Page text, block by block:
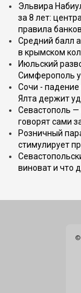
Эльвира
за 8 лет:
правила
Средний балл
в крымском
Июльский
Симферополь
Сочи - падение
Ялта держит
Севастополь —
говорят сами
Розничный
стимулирует
виноват и что
©